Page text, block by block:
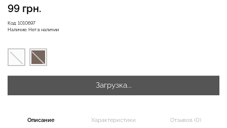
Код: 1010697
Наличие: Нет в наличии
99 грн.
Загрузка...
Описание Характеристики Отзывов (0)
Велосипедки с высокой
(черный) Giulia
384 грн.549 грн.